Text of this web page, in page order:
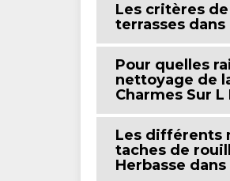
Les critères
terrasses dans
Pour quelles
nettoyage de
Charmes Sur
Les différents
taches de
Herbasse